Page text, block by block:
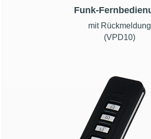
Funk-
mit Rückmeldung
(VPD10)